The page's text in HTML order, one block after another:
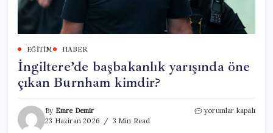
EĞITIM HABER
İngiltere’de başbakanlık yarışında öne
çıkan Burnham kimdir?
By Emre Demir
23 Haziran 2026
3 Min Read
İngiltere’de
yorumlar kapalı